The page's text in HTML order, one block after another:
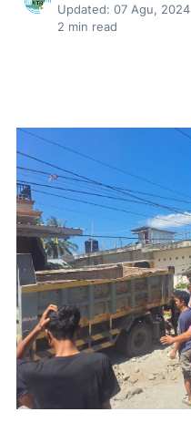
Updated: 07 Agu, 2024
2 min read